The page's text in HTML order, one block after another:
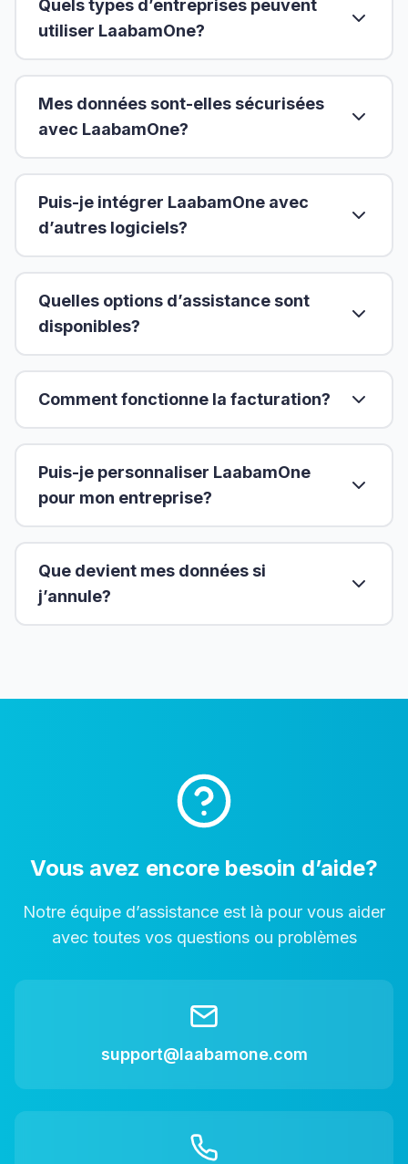
Quels types d’entreprises peuvent
utiliser LaabamOne?
Mes données sont-elles sécurisées
avec LaabamOne?
Puis-je intégrer LaabamOne avec
d’autres logiciels?
Quelles options d’assistance sont
disponibles?
Comment fonctionne la facturation?
Puis-je personnaliser LaabamOne
pour mon entreprise?
Que devient mes données si
j’annule?
Vous avez encore besoin d’aide?
Notre équipe d’assistance est là pour vous aider
avec toutes vos questions ou problèmes
support@laabamone.com